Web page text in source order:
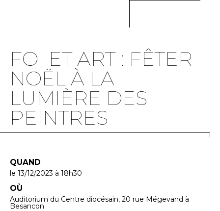
FOI ET ART : FÊTER
NOËL À LA
LUMIÈRE DES
PEINTRES
QUAND
le 13/12/2023 à 18h30
OÙ
Auditorium du Centre diocésain, 20 rue Mégevand à
Besancon